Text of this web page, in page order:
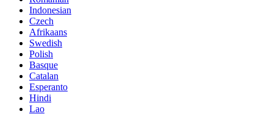
Indonesian
Czech
Afrikaans
Swedish
Polish
Basque
Catalan
Esperanto
Hindi
Lao